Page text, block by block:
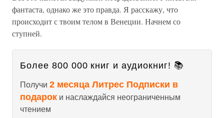
фантаста, однако же это правда. Я расскажу, что
происходит с твоим телом в Венеции. Начнем со
ступней.
Более 800 000 книг и аудиокниг! 📚
Получи 2 месяца Литрес Подписки в
подарок и наслаждайся неограниченным
чтением